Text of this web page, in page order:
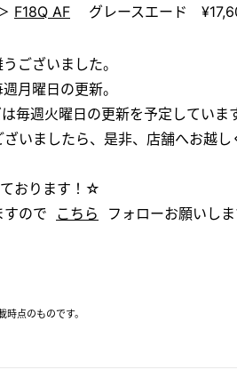
F18Q AF グレースエード
ございました。
月曜日の更新。
毎週火曜日の更新を予定しています
いましたら、是非、店舗へお越し
おります！☆
すので こちら フォローお願いしま
点のものです。